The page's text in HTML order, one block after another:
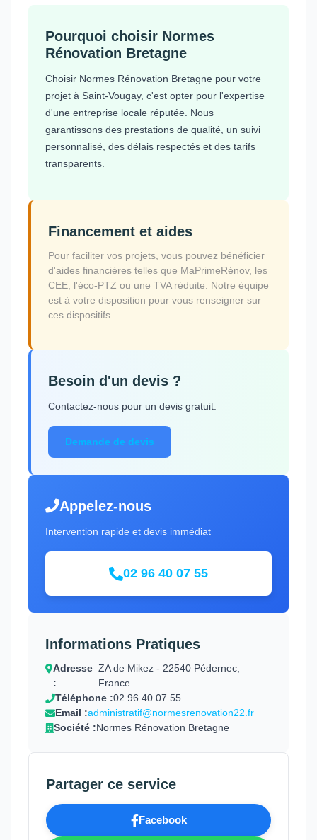
Pourquoi choisir Normes
Rénovation Bretagne
Choisir Normes Rénovation Bretagne pour votre
projet à Saint-Vougay, c'est opter pour l'expertise
d'une entreprise locale réputée. Nous
garantissons des prestations de qualité, un suivi
personnalisé, des délais respectés et des tarifs
transparents.
Financement et aides
Pour faciliter vos projets, vous pouvez bénéficier
d'aides financières telles que MaPrimeRénov, les
CEE, l'éco-PTZ ou une TVA réduite. Notre équipe
est à votre disposition pour vous renseigner sur
ces dispositifs.
Besoin d'un devis ?
Contactez-nous pour un devis gratuit.
Demande de devis
Appelez-nous
Intervention rapide et devis immédiat
02 96 40 07 55
Informations Pratiques
Adresse
:
ZA de Mikez - 22540 Pédernec,
France
Téléphone :02 96 40 07 55
Email :administratif@normesrenovation22.fr
Société :Normes Rénovation Bretagne
Partager ce service
Facebook